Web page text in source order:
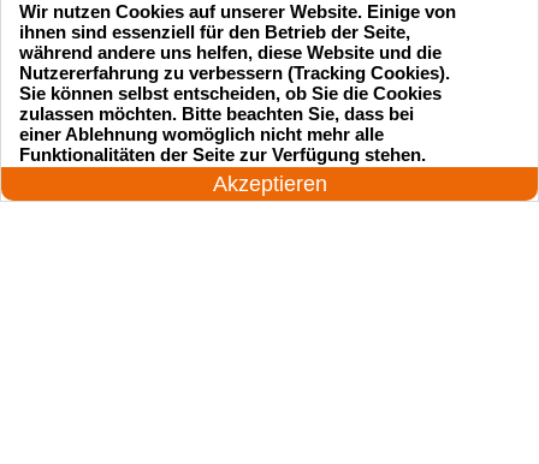
Startseite Einsatzgebiete
Preise
24 Stunden am Tag
Akzeptieren
Wir nutzen Cookies auf unserer Website. Einige von
ihnen sind essenziell für den Betrieb der Seite,
während andere uns helfen, diese Website und die
Nutzererfahrung zu verbessern (Tracking Cookies).
Sie können selbst entscheiden, ob Sie die Cookies
zulassen möchten. Bitte beachten Sie, dass bei
einer Ablehnung womöglich nicht mehr alle
Funktionalitäten der Seite zur Verfügung stehen.